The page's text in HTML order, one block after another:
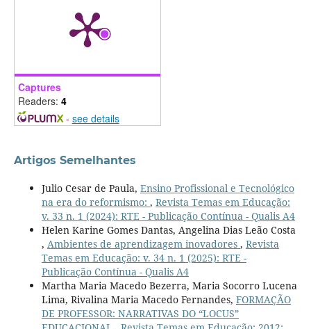
Captures
Readers: 4
- see details
Artigos Semelhantes
Julio Cesar de Paula, Ensino Profissional e Tecnológico
na era do reformismo: , Revista Temas em Educação:
v. 33 n. 1 (2024): RTE - Publicação Contínua - Qualis A4
Helen Karine Gomes Dantas, Angelina Dias Leão Costa
, Ambientes de aprendizagem inovadores , Revista
Temas em Educação: v. 34 n. 1 (2025): RTE -
Publicação Contínua - Qualis A4
Martha Maria Macedo Bezerra, Maria Socorro Lucena
Lima, Rivalina Maria Macedo Fernandes, FORMAÇÃO
DE PROFESSOR: NARRATIVAS DO “LOCUS”